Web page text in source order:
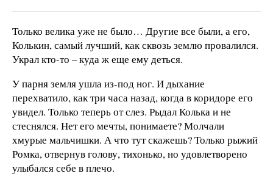
Только велика уже не было… Другие все были, а его,
Колькин, самый лучший, как сквозь землю провалился.
Украл кто-то – куда ж еще ему деться.
У парня земля ушла из-под ног. И дыхание
перехватило, как три часа назад, когда в коридоре его
увидел. Только теперь от слез. Рыдал Колька и не
стеснялся. Нет его мечты, понимаете? Молчали
хмурые мальчишки. А что тут скажешь? Только рыжий
Ромка, отвернув голову, тихонько, но удовлетворено
улыбался себе в плечо.